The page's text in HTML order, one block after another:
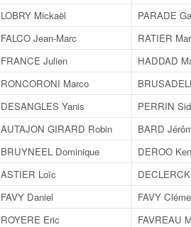
LOBRY Mickaël PARADE
FALCO Jean-Marc RATIER
FRANCE Julien HADDAD
RONCORONI Marco
DESANGLES Yanis PERRIN
AUTAJON GIRARD Robin BARD
BRUYNEEL Dominique DEROO
ASTIER Loïc
FAVY Daniel FAVY
ROYERE Eric FAVREAU